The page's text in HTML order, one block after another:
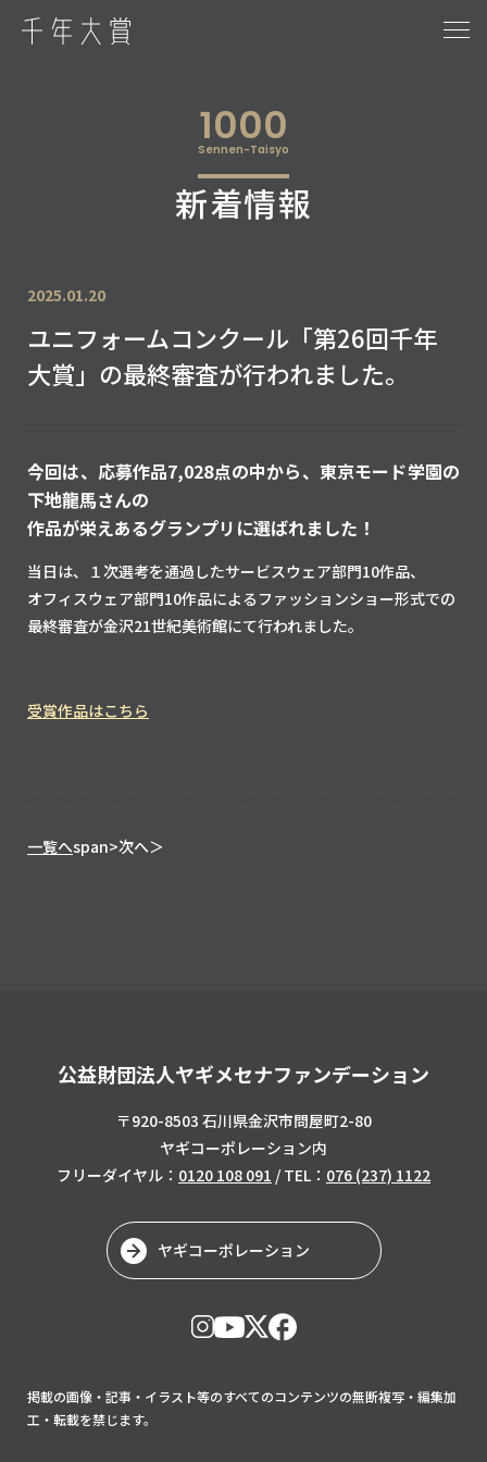
1000
Sennen-Taisyo
新着情報
2025.01.20
ユニフォームコンクール「第26回千年
大賞」の最終審査が行われました。
今回は、応募作品7,028点の中から、東京モード学園の
下地龍馬さんの
作品が栄えあるグランプリに選ばれました！
当日は、１次選考を通過したサービスウェア部門10作品、
オフィスウェア部門10作品によるファッションショー形式での
最終審査が金沢21世紀美術館にて行われました。
受賞作品はこちら
一覧へspan>次へ＞
公益財団法人ヤギメセナファンデーション
〒920-8503 石川県金沢市問屋町2-80
ヤギコーポレーション内
フリーダイヤル： 0120 108 091 / TEL： 076 (237) 1122
ヤギコーポレーション
掲載の画像・記事・イラスト等のすべてのコンテンツの無断複写・編集加
工・転載を禁じます。